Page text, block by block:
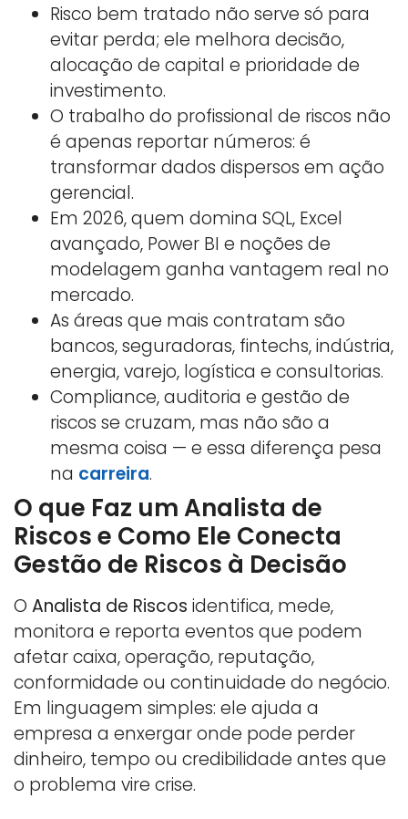
Risco bem tratado não serve só para
evitar perda; ele melhora decisão,
alocação de capital e prioridade de
investimento.
O trabalho do profissional de riscos não
é apenas reportar números: é
transformar dados dispersos em ação
gerencial.
Em 2026, quem domina SQL, Excel
avançado, Power BI e noções de
modelagem ganha vantagem real no
mercado.
As áreas que mais contratam são
bancos, seguradoras, fintechs, indústria,
energia, varejo, logística e consultorias.
Compliance, auditoria e gestão de
riscos se cruzam, mas não são a
mesma coisa — e essa diferença pesa
na carreira.
O que Faz um Analista de
Riscos e Como Ele Conecta
Gestão de Riscos à Decisão
O Analista de Riscos identifica, mede,
monitora e reporta eventos que podem
afetar caixa, operação, reputação,
conformidade ou continuidade do negócio.
Em linguagem simples: ele ajuda a
empresa a enxergar onde pode perder
dinheiro, tempo ou credibilidade antes que
o problema vire crise.